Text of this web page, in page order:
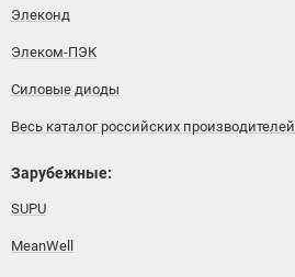
Элеконд
Элеком-ПЭК
Силовые диоды
Весь каталог российских производителей
Зарубежные:
SUPU
MeanWell